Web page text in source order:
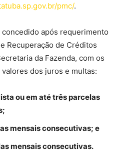
pmc/.
após requerimento
Recuperação de Créditos
da Fazenda, com os
dos juros e multas:
ou em até três parcelas
mensais consecutivas; e
mensais consecutivas.